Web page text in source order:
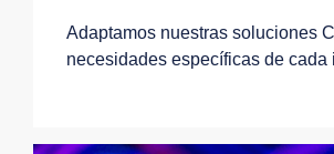
Adaptamos nuestras soluciones
necesidades específicas de cada